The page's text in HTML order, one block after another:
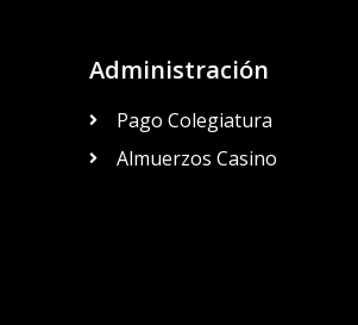
Administración
Pago Colegiatura
Almuerzos Casino